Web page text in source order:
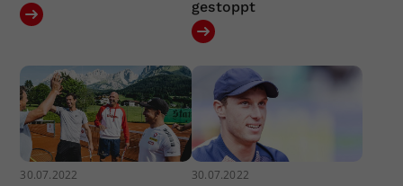
gestoppt
30.07.2022 30.07.2022